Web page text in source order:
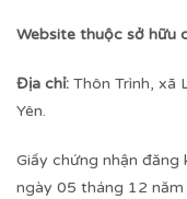
Website thuộc sở hữu
Địa chỉ: Thôn Trình, xã
Yên.
Giấy chứng nhận
ngày 05 tháng 12